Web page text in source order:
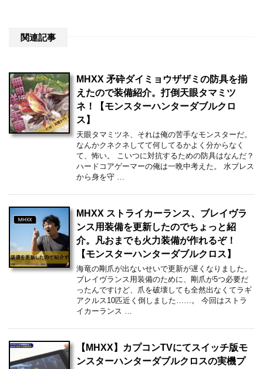
関連記事
MHXX 矛砕ダイミョウザザミの防具を揃
えたので装備紹介。打倒天眼タマミツ
ネ！【モンスターハンターダブルクロ
ス】
天眼タマミツネ、それは俺の苦手なモンスターだ。
なんかクネクネしてて何してるかよく分からなく
て、怖い。 こいつに対抗するための防具はなんだ？
ハードコアゲーマーの俺は一晩中考えた。 水ブレス
から身を守 …
MHXX ストライカーランス、ブレイヴラ
ンス用装備を更新したのでちょっと紹
介。凡おまでも火力装備が作れるぞ！
【モンスターハンターダブルクロス】
海竜の剛爪が出ないせいで更新が遅くなりました。
ブレイヴランス用装備のために、剛爪が5つ必要だ
ったんですけど、爪を破壊しても全然出なくてラギ
アクルス10匹近く倒しました……。 今回はストラ
イカーランス …
【MHXX】カプコンTVにてスイッチ版モ
ンスターハンターダブルクロスの実機プ